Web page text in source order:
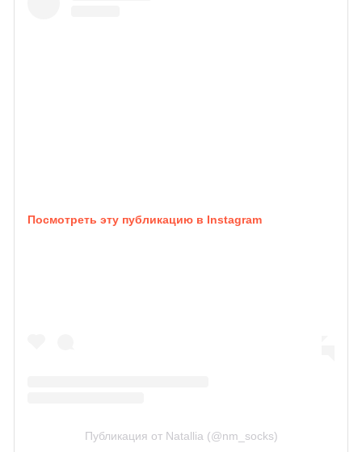
Посмотреть эту публикацию в Instagram
Публикация от Natallia (@nm_socks)